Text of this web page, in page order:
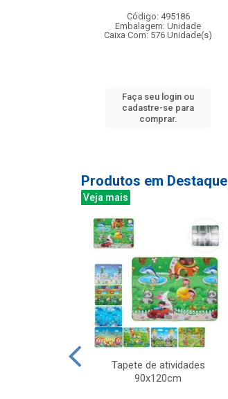
Código: 495186
Embalagem: Unidade
Caixa Com: 576 Unidade(s)
Faça seu login ou
cadastre-se para
comprar.
Produtos em Destaque
Veja mais
Tapete de atividades
90x120cm